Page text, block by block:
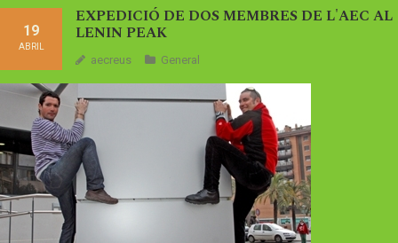
EXPEDICIÓ DE DOS MEMBRES DE L'AEC AL
LENIN PEAK
19
ABRIL
aecreus General